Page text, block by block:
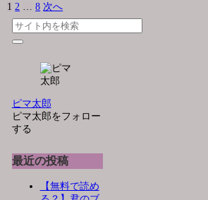
1 2 … 8 次へ
ピマ太郎
ピマ太郎をフォロー
する
最近の投稿
【無料で読め